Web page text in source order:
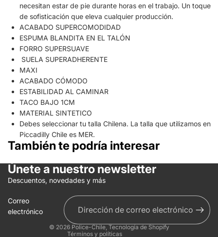
necesitan estar de pie durante horas en el trabajo. Un toque
de sofisticación que eleva cualquier producción.
ACABADO SUPERCOMODIDAD
ESPUMA BLANDITA EN EL TALÓN
FORRO SUPERSUAVE
SUELA SUPERADHERENTE
MAXI
ACABADO CÓMODO
ESTABILIDAD AL CAMINAR
TACO BAJO 1CM
MATERIAL SINTETICO
Debes seleccionar tu talla Chilena. La talla que utilizamos en
Piccadilly Chile es MER.
También te podría interesar
Únete a nuestro newsletter
Descuentos, novedades y más
Correo
electrónico
© 2026 Police-Chile, Tecnología de Shopify
Términos y políticas
Política de reembolso
Términos del servicio
Información de contacto